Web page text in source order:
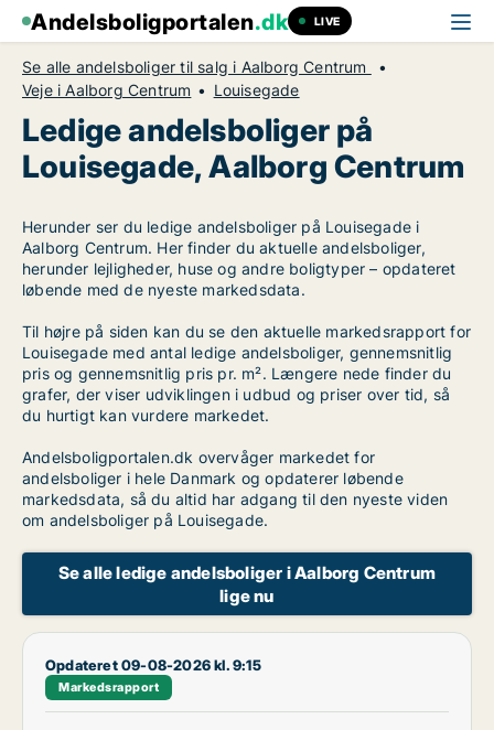
Andelsboligportalen.dk LIVE
Se alle andelsboliger til salg i Aalborg Centrum
Veje i Aalborg Centrum
Louisegade
Ledige andelsboliger på
Louisegade, Aalborg Centrum
Herunder ser du ledige andelsboliger på Louisegade i
Aalborg Centrum. Her finder du aktuelle andelsboliger,
herunder lejligheder, huse og andre boligtyper – opdateret
løbende med de nyeste markedsdata.
Til højre på siden kan du se den aktuelle markedsrapport for
Louisegade med antal ledige andelsboliger, gennemsnitlig
pris og gennemsnitlig pris pr. m². Længere nede finder du
grafer, der viser udviklingen i udbud og priser over tid, så
du hurtigt kan vurdere markedet.
Andelsboligportalen.dk overvåger markedet for
andelsboliger i hele Danmark og opdaterer løbende
markedsdata, så du altid har adgang til den nyeste viden
om andelsboliger på Louisegade.
Se alle ledige andelsboliger i Aalborg Centrum
lige nu
Opdateret 09-08-2026 kl. 9:15
Markedsrapport